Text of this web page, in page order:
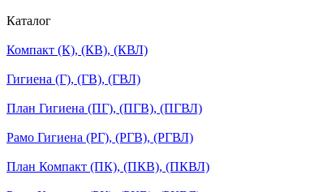
Каталог
Компакт (К), (КВ), (КВЛ)
Гигиена (Г), (ГВ), (ГВЛ)
План Гигиена (ПГ), (ПГВ), (ПГВЛ)
Рамо Гигиена (РГ), (РГВ), (РГВЛ)
План Компакт (ПК), (ПКВ), (ПКВЛ)